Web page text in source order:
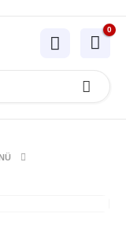
0